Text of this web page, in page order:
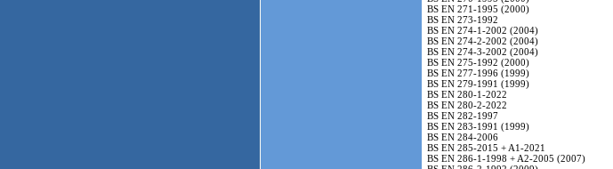
BS EN 271-1995 (2000)
BS EN 273-1992
BS EN 274-1-2002 (2004)
BS EN 274-2-2002 (2004)
BS EN 274-3-2002 (2004)
BS EN 275-1992 (2000)
BS EN 277-1996 (1999)
BS EN 279-1991 (1999)
BS EN 280-1-2022
BS EN 280-2-2022
BS EN 282-1997
BS EN 283-1991 (1999)
BS EN 284-2006
BS EN 285-2015 + A1-2021
BS EN 286-1-1998 + A2-2005 (2007)